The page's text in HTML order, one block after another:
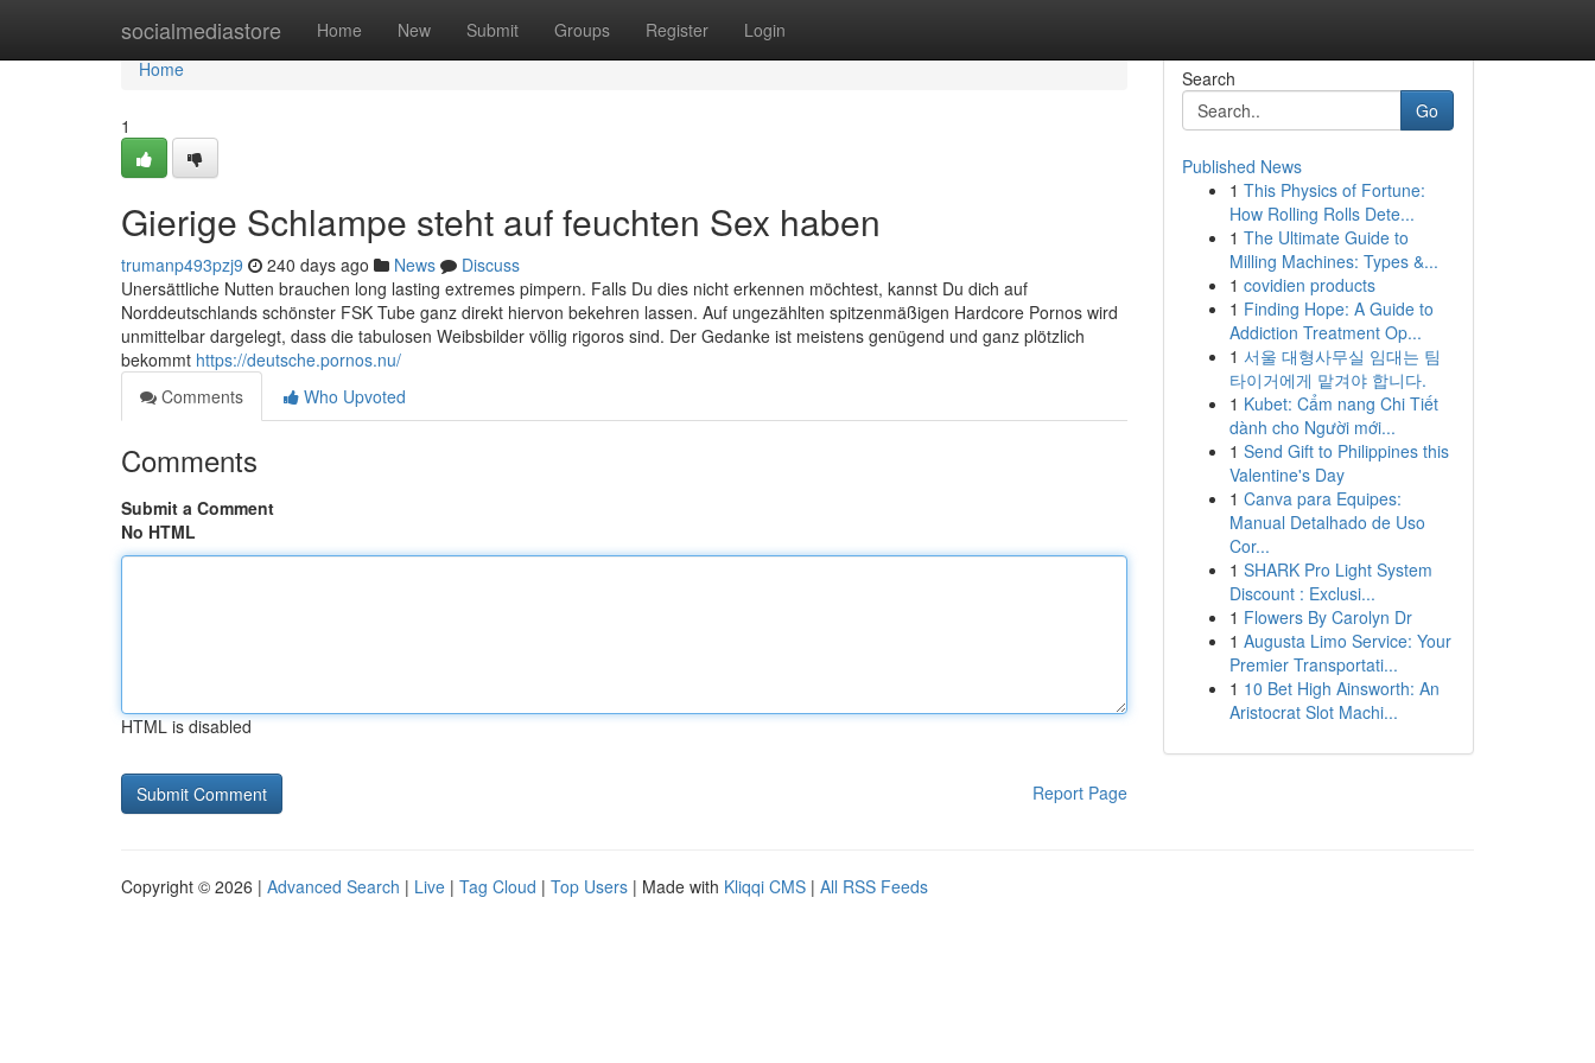
socialmediastore Home New Submit Groups Register Login
Home
Home
1
Gierige Schlampe steht auf feuchten Sex haben
trumanp493pzj9 240 days ago News
Discuss
Unersättliche Nutten brauchen long lasting extremes pimpern. Falls Du dies nicht erkennen möchtest, kannst Du dich auf
Norddeutschlands schönster FSK Tube ganz direkt hiervon bekehren lassen. Auf ungezählten spitzenmäßigen Hardcore Pornos wird
unmittelbar dargelegt, dass die tabulosen Weibsbilder völlig rigoros sind. Der Gedanke ist meistens genügend und ganz plötzlich
bekommt https://deutsche.pornos.nu/
Comments
Who Upvoted
Comments
Submit a Comment
No HTML
HTML is disabled
Report Page
Search
Go
Published News
1 This Physics of Fortune:
How Rolling Rolls Dete...
1 The Ultimate Guide to
Milling Machines: Types &...
1 covidien products
1 Finding Hope: A Guide to
Addiction Treatment Op...
1 서울 대형사무실 임대는 팀
타이거에게 맡겨야 합니다.
1 Kubet: Cẩm nang Chi Tiết
dành cho Người mới...
1 Send Gift to Philippines this
Valentine's Day
1 Canva para Equipes:
Manual Detalhado de Uso
Cor...
1 SHARK Pro Light System
Discount : Exclusi...
1 Flowers By Carolyn Dr
1 Augusta Limo Service: Your
Premier Transportati...
1 10 Bet High Ainsworth: An
Aristocrat Slot Machi...
Copyright © 2026 | Advanced Search | Live | Tag Cloud | Top Users | Made with Kliqqi CMS | All RSS Feeds